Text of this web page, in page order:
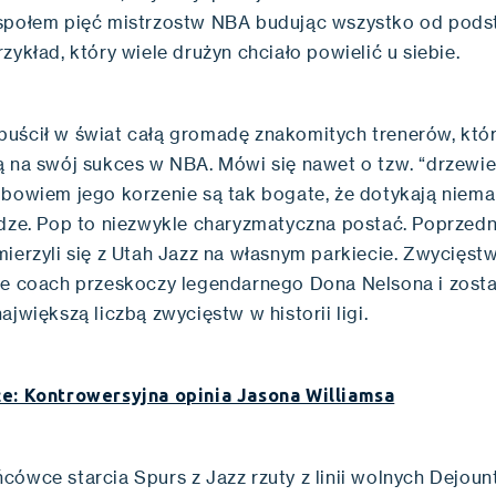
pięć mistrzostw NBA budując wszystko od
który wiele drużyn chciało powielić u siebie.
w świat całą gromadę znakomitych trenerów,
na swój sukces w NBA. Mówi się nawet o tzw. “drzewie
bowiem jego korzenie są tak bogate, że dotykają
Pop to niezwykle charyzmatyczna postać.
się z Utah Jazz na własnym parkiecie.
coach przeskoczy legendarnego Dona Nelsona i
liczbą zwycięstw w historii ligi.
Kontrowersyjna opinia Jasona Williamsa
starcia Spurs z Jazz rzuty z linii wolnych